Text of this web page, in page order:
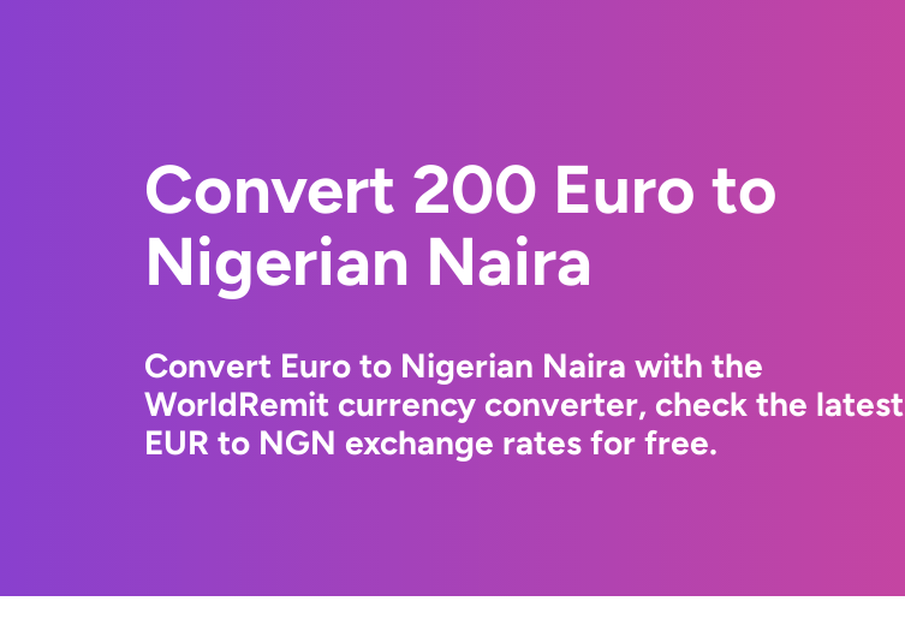
Convert 200 Euro to
Nigerian Naira
Convert Euro to Nigerian Naira with the
WorldRemit currency converter, check the latest
EUR to NGN exchange rates for free.